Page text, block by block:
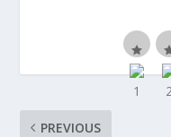
PREVIOUS